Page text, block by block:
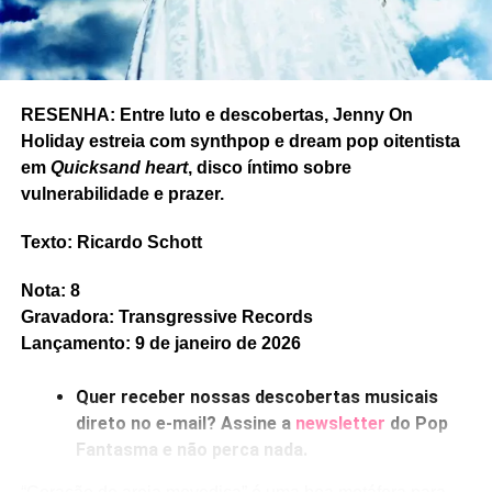
Canadá.
RESENHA: Entre luto e descobertas, Jenny On
Holiday estreia com synthpop e dream pop oitentista
em Quicksand heart, disco íntimo sobre
vulnerabilidade e prazer.
Texto: Ricardo Schott
Nota: 8
Gravadora: Transgressive Records
Lançamento: 9 de janeiro de 2026
Quer receber nossas descobertas musicais
direto no e-mail? Assine a newsletter do Pop
Fantasma e não perca nada.